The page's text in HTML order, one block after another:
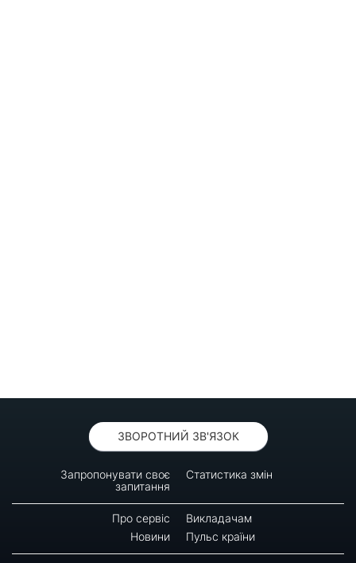
ЗВОРОТНИЙ ЗВ'ЯЗОК
Запропонувати своє
запитання
Статистика змін
Про сервіс
Викладачам
Новини
Пульс країни